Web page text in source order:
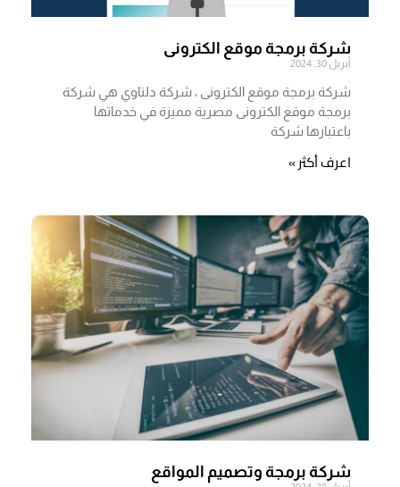
شركة برمجة موقع الكترونى
أبريل 30, 2024
شركة برمجة موقع الكترونى ، شركة دلتاوي هي شركة
برمجة موقع الكترونى مصرية مميزة في خدماتها
باعتبارها شركة
اعرف أكثر »
شركة برمجة وتصميم المواقع